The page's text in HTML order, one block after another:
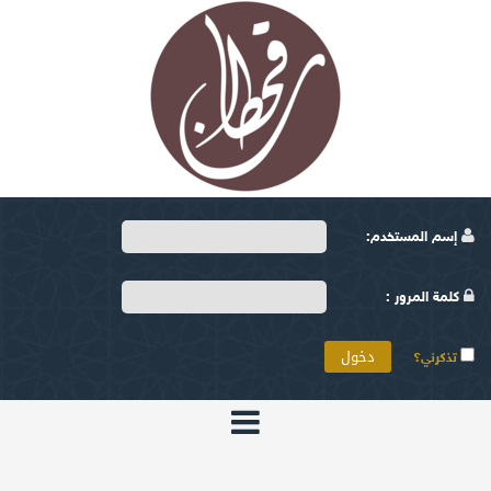
إسم المستخدم:
كلمة المرور :
تذكرني؟